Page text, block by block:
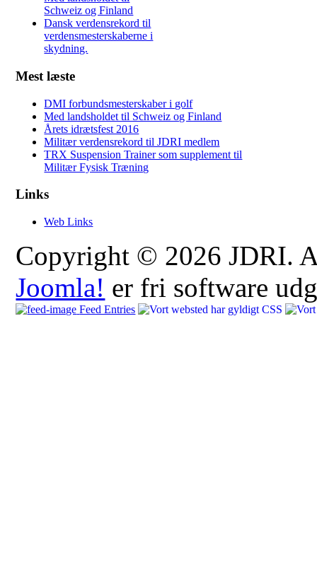
Schweiz og Finland
Dansk verdensrekord til
verdensmesterskaberne i
skydning.
Mest læste
DMI forbundsmesterskaber i golf
Med landsholdet til Schweiz og Finland
Årets idrætsfest 2016
Militær verdensrekord til JDRI medlem
TRX Suspension Trainer som supplement til
Militær Fysisk Træning
Links
Web Links
Copyright © 2026 JDRI.
Joomla! er fri software
Feed Entries